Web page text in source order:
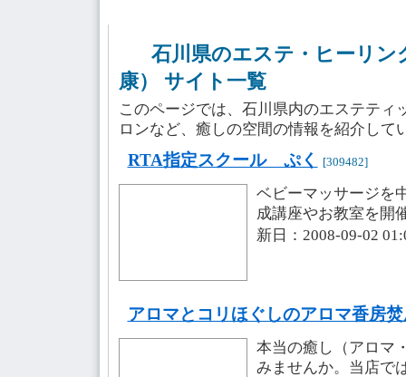
石川県のエステ・ヒーリン
康） サイト一覧
このページでは、石川県内のエステティ
ロンなど、癒しの空間の情報を紹介して
RTA指定スクール ぷく [309482]
ベビーマッサージを
成講座やお教室を開
新日：2008-09-02
アロマとコリほぐしのアロマ香房
本当の癒し（アロマ
みませんか。当店で